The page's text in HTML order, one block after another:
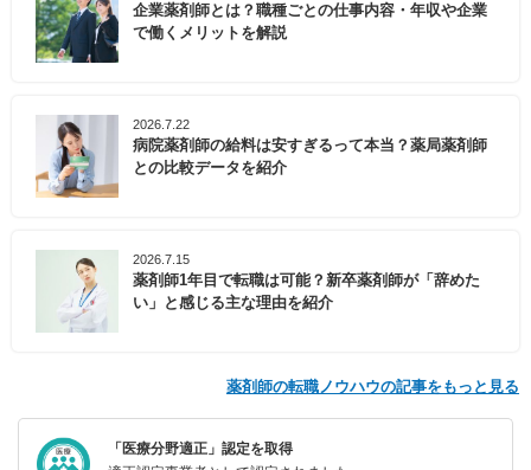
企業薬剤師とは？職種ごとの仕事内容・年収や企業
で働くメリットを解説
2026.7.22
病院薬剤師の給料は安すぎるって本当？薬局薬剤師
との比較データを紹介
2026.7.15
薬剤師1年目で転職は可能？新卒薬剤師が「辞めた
い」と感じる主な理由を紹介
薬剤師の転職ノウハウの記事をもっと見る
「医療分野適正」認定を取得